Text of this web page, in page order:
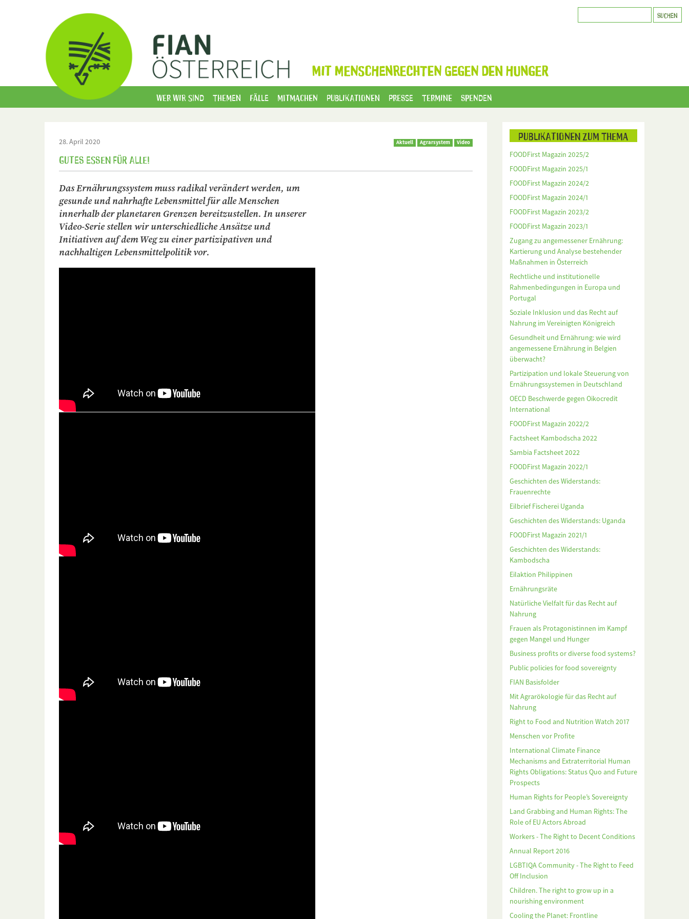
MIT MENSCHENRECHTEN GEGEN DEN HUNGER
Wer wir sind Themen Fälle Mitmachen Publikationen Presse Termine Spenden
28. April 2020 Aktuell Agrarsystem Video
Gutes Essen für alle!
Das Ernährungssystem muss radikal verändert werden, um
gesunde und nahrhafte Lebensmittel für alle Menschen
innerhalb der planetaren Grenzen bereitzustellen. In unserer
Video-Serie stellen wir unterschiedliche Ansätze und
Initiativen auf dem Weg zu einer partizipativen und
nachhaltigen Lebensmittelpolitik vor.
Publikationen zum Thema
FOODFirst Magazin 2025/2
FOODFirst Magazin 2025/1
FOODFirst Magazin 2024/2
FOODFirst Magazin 2024/1
FOODFirst Magazin 2023/2
FOODFirst Magazin 2023/1
Zugang zu angemessener Ernährung:
Kartierung und Analyse bestehender
Maßnahmen in Österreich
Rechtliche und institutionelle
Rahmenbedingungen in Europa und
Portugal
Soziale Inklusion und das Recht auf
Nahrung im Vereinigten Königreich
Gesundheit und Ernährung: wie wird
angemessene Ernährung in Belgien
überwacht?
Partizipation und lokale Steuerung von
Ernährungssystemen in Deutschland
OECD Beschwerde gegen Oikocredit
International
FOODFirst Magazin 2022/2
Factsheet Kambodscha 2022
Sambia Factsheet 2022
FOODFirst Magazin 2022/1
Geschichten des Widerstands:
Frauenrechte
Eilbrief Fischerei Uganda
Geschichten des Widerstands: Uganda
FOODFirst Magazin 2021/1
Geschichten des Widerstands:
Kambodscha
Eilaktion Philippinen
Ernährungsräte
Natürliche Vielfalt für das Recht auf
Nahrung
Frauen als Protagonistinnen im Kampf
gegen Mangel und Hunger
Business profits or diverse food systems?
Public policies for food sovereignty
FIAN Basisfolder
Mit Agrarökologie für das Recht auf
Nahrung
Right to Food and Nutrition Watch 2017
Menschen vor Profite
International Climate Finance
Mechanisms and Extraterritorial Human
Rights Obligations: Status Quo and Future
Prospects
Human Rights for People’s Sovereignty
Land Grabbing and Human Rights: The
Role of EU Actors Abroad
Workers - The Right to Decent Conditions
Annual Report 2016
LGBTIQA Community - The Right to Feed
Off Inclusion
Children. The right to grow up in a
nourishing environment
Cooling the Planet: Frontline